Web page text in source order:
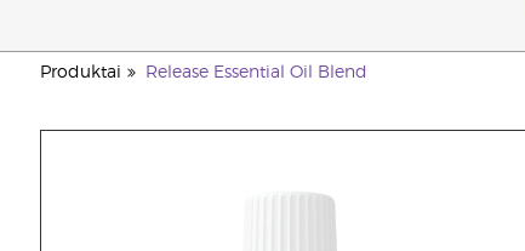
Produktai Release Essential Oil Blend